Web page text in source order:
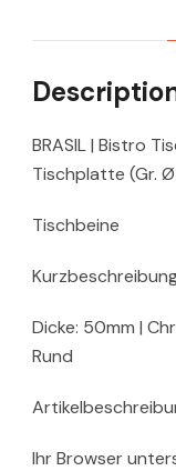
BRASIL | Bistro
Tischplatte (Gr.
Tischbeine
Dicke: 50mm |
Rund
Ihr Browser